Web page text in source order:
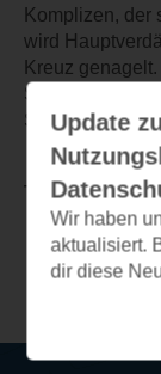
Komplizen, der
wird
Kreuz
Sehr spannend
Schluss über
TEILEN
Weitere
Update
Wir haben
aktualisiert.
dir diese